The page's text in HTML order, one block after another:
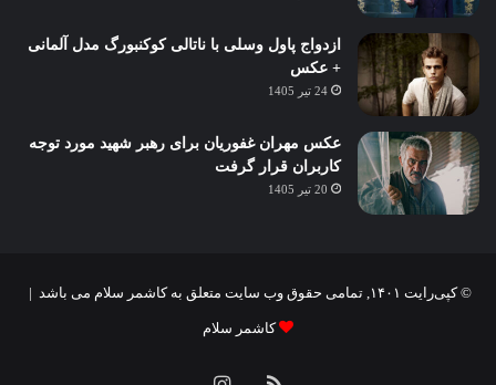
ازدواج پاول وسلی با ناتالی کوکنبورگ مدل آلمانی
+ عکس
24 تیر 1405
عکس مهران غفوریان برای رهبر شهید مورد توجه
کاربران قرار گرفت
20 تیر 1405
© کپی‌رایت ۱۴۰۱, تمامی حقوق وب سایت متعلق به کاشمر سلام می باشد |
کاشمر سلام